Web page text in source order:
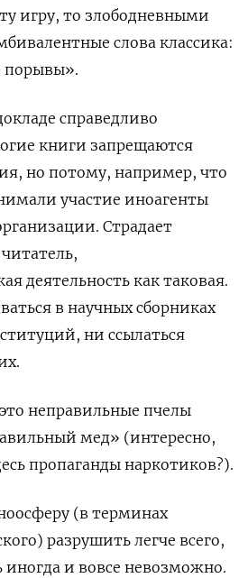
игру, то злободневными
слова классика:
порывы».
справедливо
книги запрещаются
но потому, например, что
участие иноагенты
Страдает
деятельность как таковая.
в научных сборниках
ни ссылаться
неправильные пчелы
мед» (интересно,
пропаганды наркотиков?).
(в терминах
разрушить легче всего,
иногда и вовсе невозможно.